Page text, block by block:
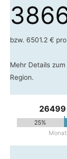
bzw. 6501.2 €
Mehr Details
Region.
26499
25%